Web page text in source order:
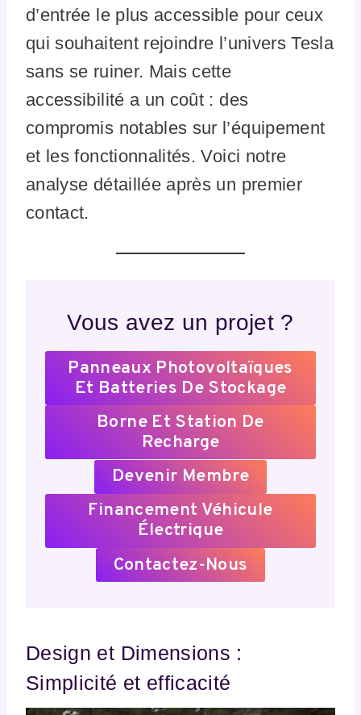
d’entrée le plus accessible pour ceux
qui souhaitent rejoindre l’univers Tesla
sans se ruiner. Mais cette
accessibilité a un coût : des
compromis notables sur l’équipement
et les fonctionnalités. Voici notre
analyse détaillée après un premier
contact.
Vous avez un projet ?
Panneaux Photovoltaïques
Et Batteries De Stockage
Borne Et Station De
Recharge
Devenir Membre
Financement Véhicule
Électrique
Contactez-Nous
Design et Dimensions :
Simplicité et efficacité